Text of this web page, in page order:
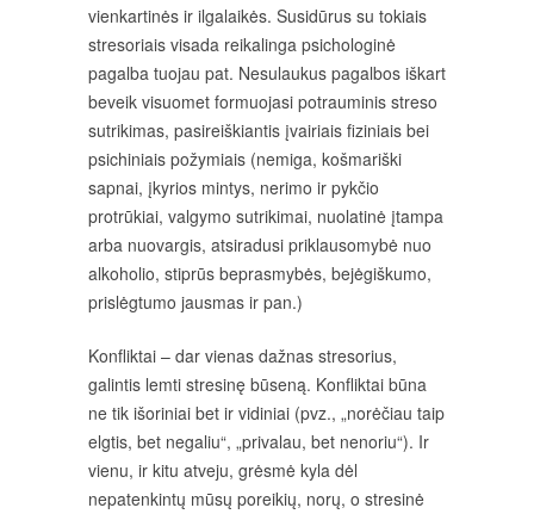
vienkartinės ir ilgalaikės. Susidūrus su tokiais
stresoriais visada reikalinga psichologinė
pagalba tuojau pat. Nesulaukus pagalbos iškart
beveik visuomet formuojasi potrauminis streso
sutrikimas, pasireiškiantis įvairiais fiziniais bei
psichiniais požymiais (nemiga, košmariški
sapnai, įkyrios mintys, nerimo ir pykčio
protrūkiai, valgymo sutrikimai, nuolatinė įtampa
arba nuovargis, atsiradusi priklausomybė nuo
alkoholio, stiprūs beprasmybės, bejėgiškumo,
prislėgtumo jausmas ir pan.)
Konfliktai – dar vienas dažnas stresorius,
galintis lemti stresinę būseną. Konfliktai būna
ne tik išoriniai bet ir vidiniai (pvz., „norėčiau taip
elgtis, bet negaliu“, „privalau, bet nenoriu“). Ir
vienu, ir kitu atveju, grėsmė kyla dėl
nepatenkintų mūsų poreikių, norų, o stresinė